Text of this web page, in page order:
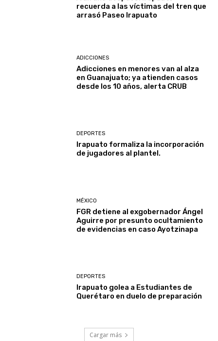
recuerda a las víctimas del tren que
arrasó Paseo Irapuato
ADICCIONES
Adicciones en menores van al alza
en Guanajuato; ya atienden casos
desde los 10 años, alerta CRUB
DEPORTES
Irapuato formaliza la incorporación
de jugadores al plantel.
MÉXICO
FGR detiene al exgobernador Ángel
Aguirre por presunto ocultamiento
de evidencias en caso Ayotzinapa
DEPORTES
Irapuato golea a Estudiantes de
Querétaro en duelo de preparación
Cargar más